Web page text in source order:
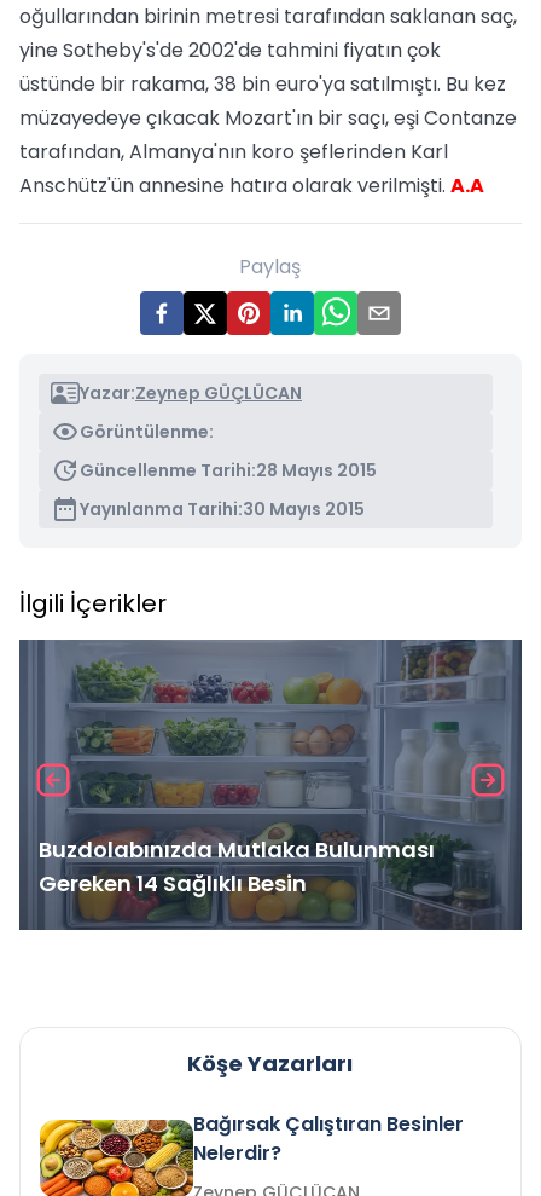
oğullarından birinin metresi tarafından saklanan saç,
yine Sotheby's'de 2002'de tahmini fiyatın çok
üstünde bir rakama, 38 bin euro'ya satılmıştı. Bu kez
müzayedeye çıkacak Mozart'ın bir saçı, eşi Contanze
tarafından, Almanya'nın koro şeflerinden Karl
Anschütz'ün annesine hatıra olarak verilmişti. A.A
Paylaş
Yazar:Zeynep GÜÇLÜCAN
Görüntülenme:
Güncellenme Tarihi:28 Mayıs 2015
Yayınlanma Tarihi:30 Mayıs 2015
İlgili İçerikler
Buzdolabınızda Mutlaka Bulunması
Gereken 14 Sağlıklı Besin
Köşe Yazarları
Bağırsak Çalıştıran Besinler
Nelerdir?